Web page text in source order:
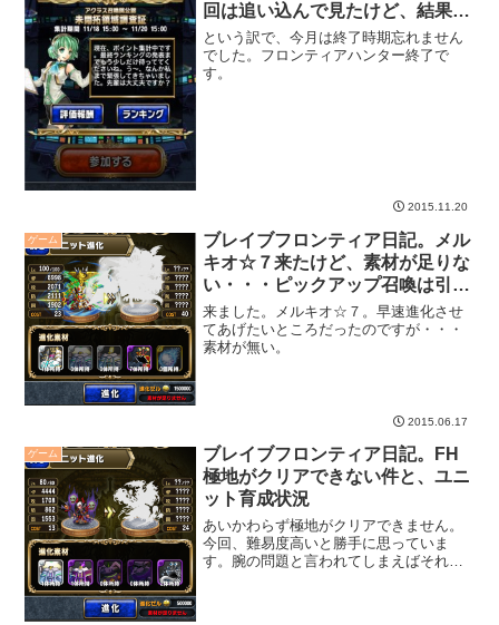
回は追い込んで見たけど、結果は
普通な気がする。
という訳で、今月は終了時期忘れません
でした。フロンティアハンター終了で
す。
2015.11.20
ゲーム
ブレイブフロンティア日記。メル
キオ☆７来たけど、素材が足りな
い・・・ピックアップ召喚は引き
が良い。
来ました。メルキオ☆７。早速進化させ
てあげたいところだったのですが・・・
素材が無い。
2015.06.17
ゲーム
ブレイブフロンティア日記。FH
極地がクリアできない件と、ユニ
ット育成状況
あいかわらず極地がクリアできません。
今回、難易度高いと勝手に思っていま
す。腕の問題と言われてしまえばそれま